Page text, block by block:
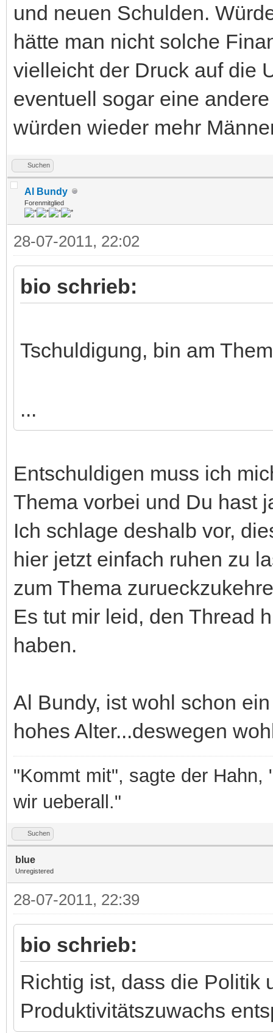
und neuen Schulden.
hätte man nicht solche
vielleicht der Druck auf die
eventuell sogar eine
würden wieder mehr
Suchen
Al Bundy
Forenmitglied
28-07-2011, 22:02
bio schrieb:
Tschuldigung, bin am
...
Entschuldigen muss ich
Thema vorbei und Du hast
Ich schlage deshalb vor,
hier jetzt einfach ruhen zu
zum Thema
Es tut mir leid, den Thread
haben.
Al Bundy, ist wohl schon
hohes Alter...deswegen
"Kommt mit", sagte der Hahn,
wir ueberall."
Suchen
blue
Unregistered
28-07-2011, 22:39
bio schrieb:
Richtig ist, dass die Politik
Produktivitätszuwachs